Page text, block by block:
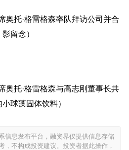
奥托·格雷格森率队拜访公司并合
影留念）
奥托·格雷格森与高志刚董事长共
球藻固体饮料）
信息发布平台，融资界仅提供信息存储
，不构成投资建议。投资者据此操作，